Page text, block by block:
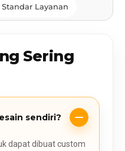
Standar Layanan
Sering
sendiri?
dapat dibuat custom